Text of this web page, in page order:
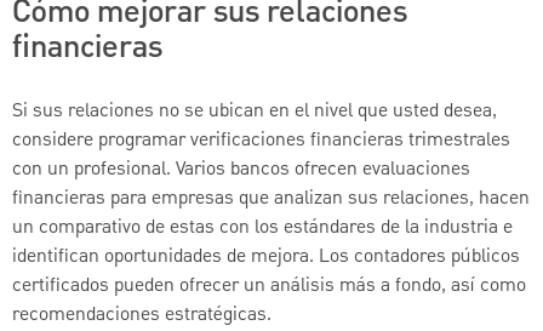
Cómo mejorar sus relaciones
financieras
Si sus relaciones no se ubican en el nivel que usted desea,
considere programar verificaciones financieras trimestrales
con un profesional. Varios bancos ofrecen evaluaciones
financieras para empresas que analizan sus relaciones, hacen
un comparativo de estas con los estándares de la industria e
identifican oportunidades de mejora. Los contadores públicos
certificados pueden ofrecer un análisis más a fondo, así como
recomendaciones estratégicas.